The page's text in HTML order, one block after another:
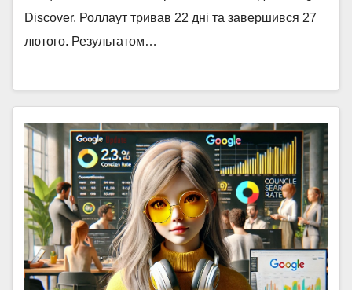
Discover. Роллаут тривав 22 дні та завершився 27
лютого. Результатом…